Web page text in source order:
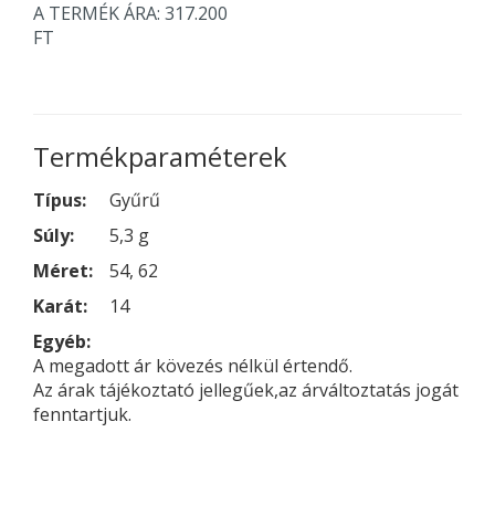
A TERMÉK ÁRA: 317.200
FT
Termékparaméterek
Típus:
Gyűrű
Súly:
5,3 g
Méret:
54, 62
Karát:
14
Egyéb:
A megadott ár kövezés nélkül értendő.
Az árak tájékoztató jellegűek,az árváltoztatás jogát
fenntartjuk.